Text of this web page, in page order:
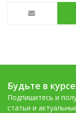
Будьте в
Подпишитесь и
статьи и